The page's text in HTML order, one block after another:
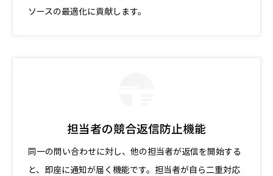
ソースの最適化に貢献します。
担当者の競合返信防止機能
同一の問い合わせに対し、他の担当者が返信を開始する
と、即座に通知が届く機能です。担当者が自ら二重対応